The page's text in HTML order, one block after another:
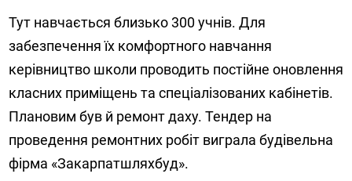
Тут навчається близько 300 учнів. Для
забезпечення їх комфортного навчання
керівництво школи проводить постійне оновлення
класних приміщень та спеціалізованих кабінетів.
Плановим був й ремонт даху. Тендер на
проведення ремонтних робіт виграла будівельна
фірма «Закарпатшляхбуд».